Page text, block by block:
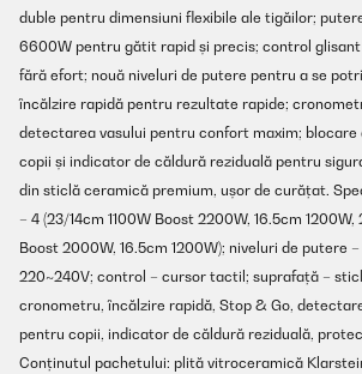
duble pentru dimensiuni flexibile ale tigăilor;
6600W pentru gătit rapid și precis; control
fără efort; nouă niveluri de putere pentru a se
încălzire rapidă pentru rezultate rapide;
detectarea vasului pentru confort maxim; blocare
copii și indicator de căldură reziduală pentru
din sticlă ceramică premium, ușor de curățat.
– 4 (23/14cm 1100W Boost 2200W, 16.5cm 1200W,
Boost 2000W, 16.5cm 1200W); niveluri de putere
220~240V; control – cursor tactil; suprafață –
cronometru, încălzire rapidă, Stop & Go,
pentru copii, indicator de căldură reziduală,
Conținutul pachetului: plită vitroceramică